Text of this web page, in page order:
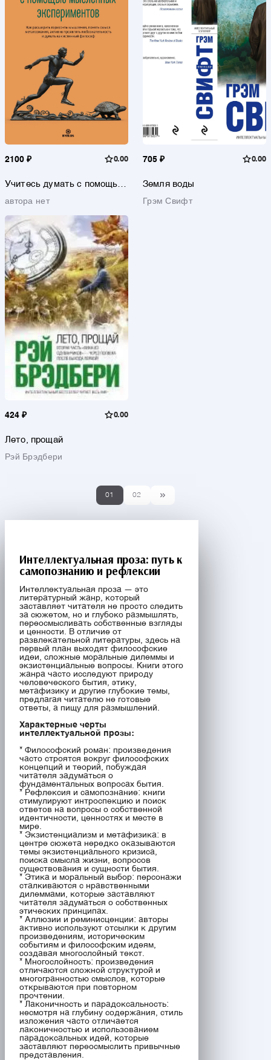
2100 ₽ 0.00
Учитесь думать с помощью
Как расширить горизонты
метапознания, активно
проявлять
любознательность
и думать как истинный
философ
автора нет
705 ₽ 0.00
Земля воды
Грэм Свифт
424 ₽ 0.00
Лето, прощай
Рэй Брэдбери
01 02
Интеллектуальная проза: путь к
самопознанию и рефлексии
Интеллектуальная проза — это
литературный жанр, который
заставляет читателя не просто следить
за сюжетом, но и глубоко размышлять,
переосмысливать собственные взгляды
и ценности. В отличие от
развлекательной литературы, здесь на
первый план выходят философские
идеи, сложные моральные дилеммы и
экзистенциальные вопросы. Книги этого
жанра часто исследуют природу
человеческого бытия, этику,
метафизику и другие глубокие темы,
предлагая читателю не готовые
ответы, а пищу для размышлений.
Характерные черты
интеллектуальной прозы:
* Философский роман: произведения
часто строятся вокруг философских
концепций и теорий, побуждая
читателя задуматься о
фундаментальных вопросах бытия.
* Рефлексия и самопознание: книги
стимулируют интроспекцию и поиск
ответов на вопросы о собственной
идентичности, ценностях и месте в
мире.
* Экзистенциализм и метафизика: в
центре сюжета нередко оказываются
темы экзистенциального кризиса,
поиска смысла жизни, вопросов
существования и сущности бытия.
* Этика и моральный выбор: персонажи
сталкиваются с нравственными
дилеммами, которые заставляют
читателя задуматься о собственных
этических принципах.
* Аллюзии и реминисценции: авторы
активно используют отсылки к другим
произведениям, историческим
событиям и философским идеям,
создавая многослойный текст.
* Многослойность: произведения
отличаются сложной структурой и
многогранностью смыслов, которые
открываются при повторном
прочтении.
* Лаконичность и парадоксальность:
несмотря на глубину содержания, стиль
изложения часто отличается
лаконичностью и использованием
парадоксальных идей, которые
заставляют переосмыслить привычные
представления.